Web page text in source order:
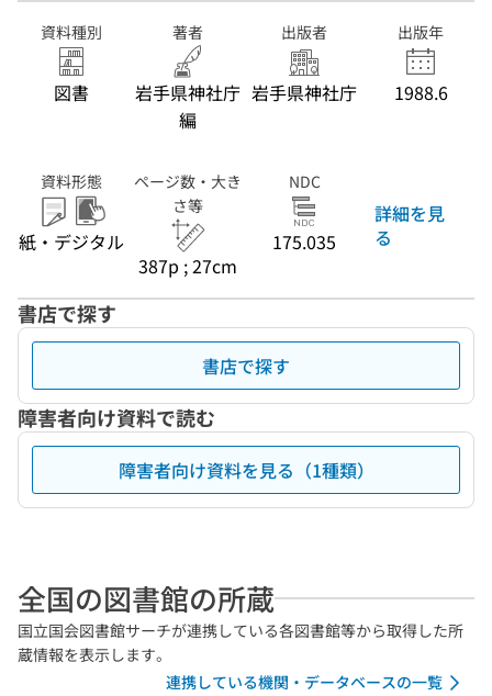
資料種別
図書
著者
岩手県神社庁
編
出版者
岩手県神社庁
出版年
1988.6
資料形態
紙・デジタル
ページ数・大き
さ等
387p ; 27cm
NDC
175.035
詳細を見
る
書店で探す
書店で探す
障害者向け資料で読む
障害者向け資料を見る（1種類）
全国の図書館の所蔵
国立国会図書館サーチが連携している各図書館等から取得した所
蔵情報を表示します。
連携している機関・データベースの一覧